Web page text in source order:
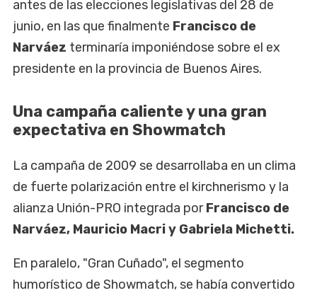
antes de las elecciones legislativas del 28 de
junio, en las que finalmente Francisco de
Narváez terminaría imponiéndose sobre el ex
presidente en la provincia de Buenos Aires.
Una campaña caliente y una gran
expectativa en Showmatch
La campaña de 2009 se desarrollaba en un clima
de fuerte polarización entre el kirchnerismo y la
alianza Unión-PRO integrada porFrancisco de
Narváez, Mauricio Macri y Gabriela Michetti.
En paralelo, "Gran Cuñado", el segmento
humorístico de Showmatch, se había convertido